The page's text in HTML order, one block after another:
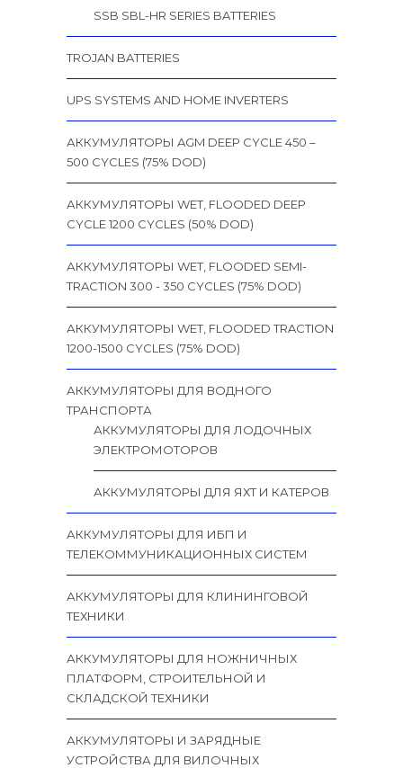
SSB SBL-HR SERIES BATTERIES
TROJAN BATTERIES
UPS SYSTEMS AND HOME INVERTERS
АККУМУЛЯТОРЫ AGM DEEP CYCLE 450 –
500 CYCLES (75% DOD)
АККУМУЛЯТОРЫ WET, FLOODED DEEP
CYCLE 1200 CYCLES (50% DOD)
АККУМУЛЯТОРЫ WET, FLOODED SEMI-
TRACTION 300 - 350 CYCLES (75% DOD)
АККУМУЛЯТОРЫ WET, FLOODED TRACTION
1200-1500 CYCLES (75% DOD)
АККУМУЛЯТОРЫ ДЛЯ ВОДНОГО
ТРАНСПОРТА
АККУМУЛЯТОРЫ ДЛЯ ЛОДОЧНЫХ
ЭЛЕКТРОМОТОРОВ
АККУМУЛЯТОРЫ ДЛЯ ЯХТ И КАТЕРОВ
АККУМУЛЯТОРЫ ДЛЯ ИБП И
ТЕЛЕКОММУНИКАЦИОННЫХ СИСТЕМ
АККУМУЛЯТОРЫ ДЛЯ КЛИНИНГОВОЙ
ТЕХНИКИ
АККУМУЛЯТОРЫ ДЛЯ НОЖНИЧНЫХ
ПЛАТФОРМ, СТРОИТЕЛЬНОЙ И
СКЛАДСКОЙ ТЕХНИКИ
АККУМУЛЯТОРЫ И ЗАРЯДНЫЕ
УСТРОЙСТВА ДЛЯ ВИЛОЧНЫХ